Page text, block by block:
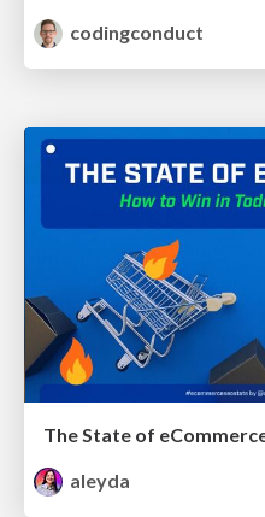
codingconduct
aleyda